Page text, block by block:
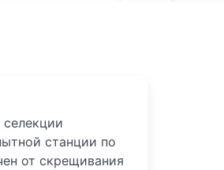
станции по
от скрещивания